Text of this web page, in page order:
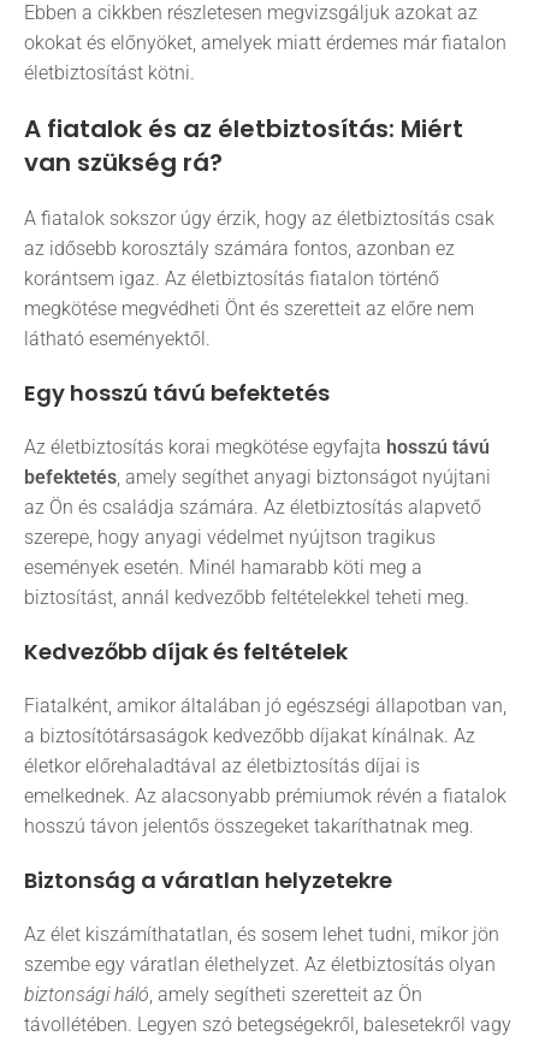
Ebben a cikkben részletesen megvizsgáljuk azokat az
okokat és előnyöket, amelyek miatt érdemes már fiatalon
életbiztosítást kötni.
A fiatalok és az életbiztosítás: Miért
van szükség rá?
A fiatalok sokszor úgy érzik, hogy az életbiztosítás csak
az idősebb korosztály számára fontos, azonban ez
korántsem igaz. Az életbiztosítás fiatalon történő
megkötése megvédheti Önt és szeretteit az előre nem
látható eseményektől.
Egy hosszú távú befektetés
Az életbiztosítás korai megkötése egyfajta hosszú távú
befektetés, amely segíthet anyagi biztonságot nyújtani
az Ön és családja számára. Az életbiztosítás alapvető
szerepe, hogy anyagi védelmet nyújtson tragikus
események esetén. Minél hamarabb köti meg a
biztosítást, annál kedvezőbb feltételekkel teheti meg.
Kedvezőbb díjak és feltételek
Fiatalként, amikor általában jó egészségi állapotban van,
a biztosítótársaságok kedvezőbb díjakat kínálnak. Az
életkor előrehaladtával az életbiztosítás díjai is
emelkednek. Az alacsonyabb prémiumok révén a fiatalok
hosszú távon jelentős összegeket takaríthatnak meg.
Biztonság a váratlan helyzetekre
Az élet kiszámíthatatlan, és sosem lehet tudni, mikor jön
szembe egy váratlan élethelyzet. Az életbiztosítás olyan
biztonsági háló, amely segítheti szeretteit az Ön
távollétében. Legyen szó betegségekről, balesetekről vagy